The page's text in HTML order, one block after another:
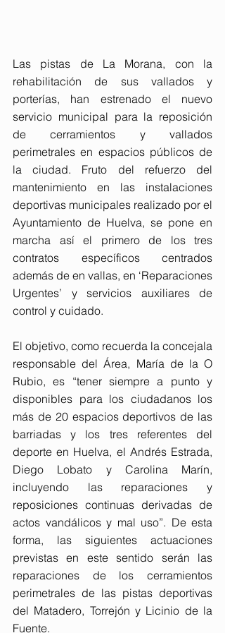
Las pistas de La Morana, con la
rehabilitación de sus vallados y
porterías, han estrenado el nuevo
servicio municipal para la reposición
de cerramientos y vallados
perimetrales en espacios públicos de
la ciudad. Fruto del refuerzo del
mantenimiento en las instalaciones
deportivas municipales realizado por el
Ayuntamiento de Huelva, se pone en
marcha así el primero de los tres
contratos específicos centrados
además de en vallas, en ‘Reparaciones
Urgentes’ y servicios auxiliares de
control y cuidado.
El objetivo, como recuerda la concejala
responsable del Área, María de la O
Rubio, es “tener siempre a punto y
disponibles para los ciudadanos los
más de 20 espacios deportivos de las
barriadas y los tres referentes del
deporte en Huelva, el Andrés Estrada,
Diego Lobato y Carolina Marín,
incluyendo las reparaciones y
reposiciones continuas derivadas de
actos vandálicos y mal uso”. De esta
forma, las siguientes actuaciones
previstas en este sentido serán las
reparaciones de los cerramientos
perimetrales de las pistas deportivas
del Matadero, Torrejón y Licinio de la
Fuente.